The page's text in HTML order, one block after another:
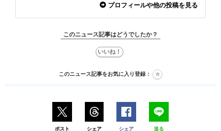
プロフィールや他の投稿を見る
このニュース記事はどうでしたか？
このニュース記事をお気に入り登録：
ポスト シェア シェア 送る